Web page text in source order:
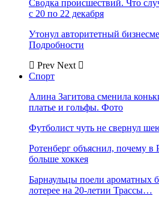
Сводка происшествий. Что
с 20 по 22 декабря
Утонул авторитетный
Подробности
Prev Next
Спорт
Алина Загитова сменила
платье и гольфы. Фото
Футболист чуть не свернул
Ротенберг объяснил, почему в
больше хоккея
Барнаульцы поели ароматных
лотерее на 20-летии Трассы…